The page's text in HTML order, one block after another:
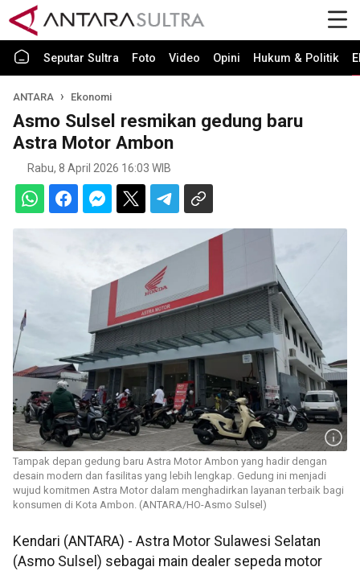
Seputar Sultra Foto Video Opini Hukum & Politik
ANTARA Ekonomi
Asmo Sulsel resmikan gedung baru
Astra Motor Ambon
Rabu, 8 April 2026 16:03 WIB
Tampak depan gedung baru Astra Motor Ambon yang hadir dengan
desain modern dan fasilitas yang lebih lengkap. Gedung ini menjadi
wujud komitmen Astra Motor dalam menghadirkan layanan terbaik bagi
konsumen di Kota Ambon. (ANTARA/HO-Asmo Sulsel)
Kendari (ANTARA) - Astra Motor Sulawesi Selatan
(Asmo Sulsel) sebagai main dealer sepeda motor